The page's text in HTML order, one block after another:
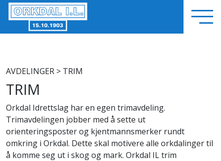
AVDELINGER > TRIM
TRIM
Orkdal Idrettslag har en egen trimavdeling.
Trimavdelingen jobber med å sette ut
orienteringsposter og kjentmannsmerker rundt
omkring i Orkdal. Dette skal motivere alle orkdalinger til
å komme seg ut i skog og mark. Orkdal IL trim